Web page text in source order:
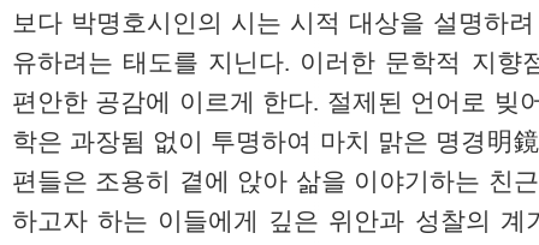
보다 박명호시인의 시는 시적 대상을 설명하
유하려는 태도를 지닌다. 이러한 문학적 지향
편안한 공감에 이르게 한다. 절제된 언어로 빚
학은 과장됨 없이 투명하여 마치 맑은 명경明
편들은 조용히 곁에 앉아 삶을 이야기하는 친
하고자 하는 이들에게 깊은 위안과 성찰의 계